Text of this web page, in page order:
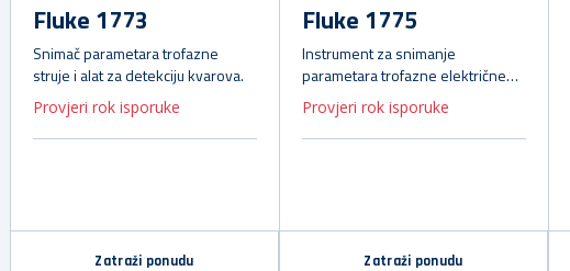
Fluke 1773
Snimač parametara trofazne
struje i alat za detekciju kvarova.
Provjeri rok isporuke
Zatraži ponudu
Fluke 1775
Instrument za snimanje
parametara trofazne električne
energije i alat za otkrivanje
kvarova.
Provjeri rok isporuke
Zatraži ponudu